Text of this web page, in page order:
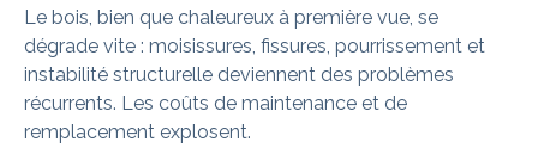
Le bois, bien que chaleureux à première vue, se
dégrade vite : moisissures, fissures, pourrissement et
instabilité structurelle deviennent des problèmes
récurrents. Les coûts de maintenance et de
remplacement explosent.